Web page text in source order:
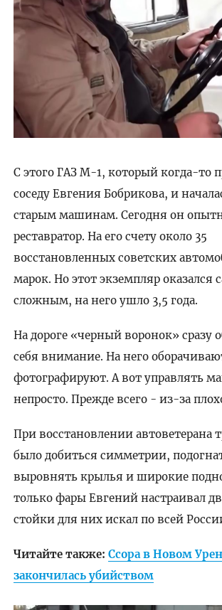
С этого ГАЗ М-1, который когда-то
соседу Евгения Бобрикова, и
старым машинам. Сегодня он
реставратор. На его счету около 35
восстановленных советских
марок. Но этот экземпляр оказался
сложным, на него ушло 3,5 года.
На дороге «черный воронок» сразу
себя внимание. На него
фотографируют. А вот управлять
непросто. Прежде всего - из-за
При восстановлении автоветерана
было добиться симметрии,
выровнять крылья и широкие
только фары Евгений настраивал
стойки для них искал по всей
Читайте также: Ссора в Новом
закончилась убийством